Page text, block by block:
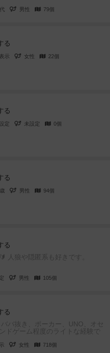
男性 79個
る
示 女性 22個
る
定 未設定 0個
る
男性 94個
る
人狼や隠匿系も好きです。
男性 105個
る
ババ抜き、ポーカー、UNO、オセ
ドゲーム程度のライトな経験で
女性 718個